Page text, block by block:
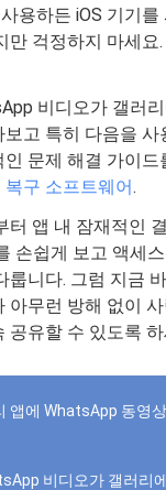
용하든 iOS 기기
만 걱정하지 마세요
비디오가 갤러
고 특히 다음을 사
문제 해결 가이드
구 소프트웨어.
터 앱 내 잠재적인
손쉽게 보고 액세
룹니다. 그럼 지금
아무런 방해 없이
공유할 수 있도록
앱에 WhatsApp 동영
비디오가 갤러리